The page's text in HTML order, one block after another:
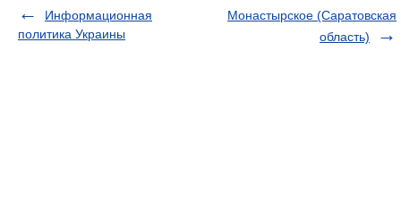
Информационная
политика Украины
Монастырское (Саратовская
область)